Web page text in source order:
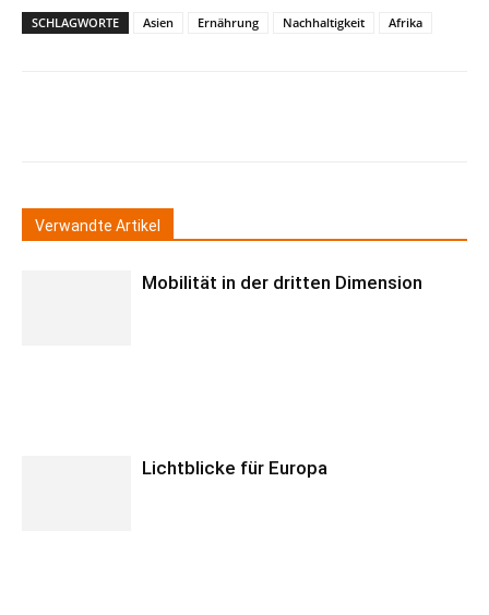
SCHLAGWORTE Asien Ernährung Nachhaltigkeit Afrika
Verwandte Artikel
Mobilität in der dritten Dimension
Lichtblicke für Europa